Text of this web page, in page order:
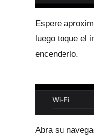
Espere
luego toque el
encenderlo.
Abra su